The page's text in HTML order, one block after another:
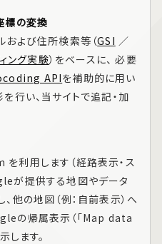
標の変換
および住所検索等（GSI ／
ング実験）をベースに、 必要
APIを補助的に用い
行い、当サイトで追記・加
を利用します（経路表示・ス
が提供する地図やデータ
他の地図（例：自前表示）へ
の帰属表示（「Map data
ます。